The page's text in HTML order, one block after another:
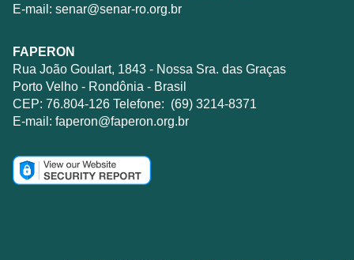
E-mail: senar@senar-ro.org.br
FAPERON
Rua João Goulart, 1843 - Nossa Sra. das Graças
Porto Velho - Rondônia - Brasil
CEP: 76.804-126 Telefone: (69) 3214-8371
E-mail: faperon@faperon.org.br